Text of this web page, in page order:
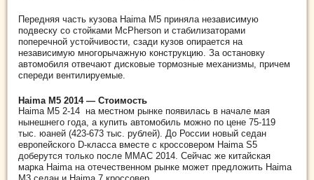
Передняя часть кузова Haima M5 приняла независимую
подвеску со стойками McPherson и стабилизаторами
поперечной устойчивости, сзади кузов опирается на
независимую многорычажную конструкцию. За остановку
автомобиля отвечают дисковые тормозные механизмы, причем
спереди вентилируемые.
Haima M5 2014 — Стоимость
Haima M5 2-14 на местном рынке появилась в начале мая
нынешнего года, а купить автомобиль можно по цене 75-119
тыс. юаней (423-673 тыс. рублей). До России новый седан
европейского D-класса вместе с кроссовером Haima S5
доберутся только после ММАС 2014. Сейчас же китайская
марка Haima на отечественном рынке может предложить Haima